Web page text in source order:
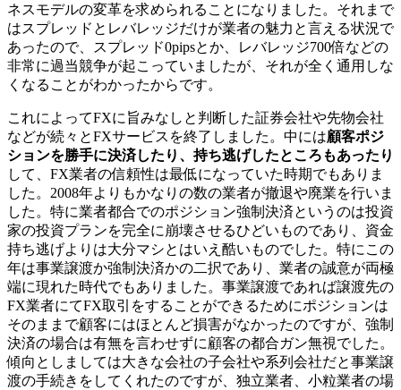
ネスモデルの変革を求められることになりました。それまで
はスプレッドとレバレッジだけが業者の魅力と言える状況で
あったので、スプレッド0pipsとか、レバレッジ700倍などの
非常に過当競争が起こっていましたが、それが全く通用しな
くなることがわかったからです。
これによってFXに旨みなしと判断した証券会社や先物会社
などが続々とFXサービスを終了しました。中には顧客ポジ
ションを勝手に決済したり、持ち逃げしたところもあったり
して、FX業者の信頼性は最低になっていた時期でもありま
した。2008年よりもかなりの数の業者が撤退や廃業を行いま
した。特に業者都合でのポジション強制決済というのは投資
家の投資プランを完全に崩壊させるひどいものであり、資金
持ち逃げよりは大分マシとはいえ酷いものでした。特にこの
年は事業譲渡か強制決済かの二択であり、業者の誠意が両極
端に現れた時代でもありました。事業譲渡であれば譲渡先の
FX業者にてFX取引をすることができるためにポジションは
そのままで顧客にはほとんど損害がなかったのですが、強制
決済の場合は有無を言わせずに顧客の都合ガン無視でした。
傾向としましては大きな会社の子会社や系列会社だと事業譲
渡の手続きをしてくれたのですが、独立業者、小粒業者の場